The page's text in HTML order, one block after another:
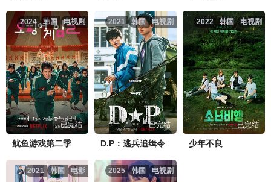
电视剧
韩国
2024
已完结
鱿鱼游戏第二季
电视剧
韩国
2021
已完结
D.P：逃兵追缉令
电视剧
韩国
2022
已完结
少年不良
电影
韩国
2021 电视剧
韩国
2025